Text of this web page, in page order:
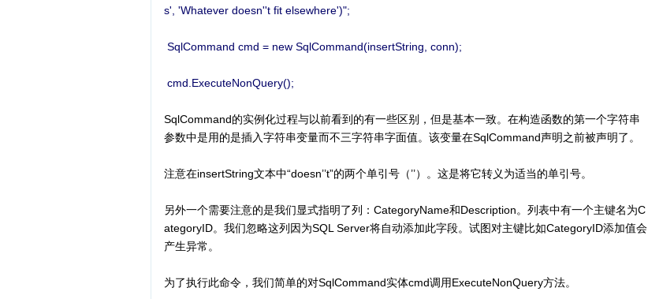
s', 'Whatever doesn''t fit elsewhere')";
SqlCommand cmd = new SqlCommand(insertString, conn);
cmd.ExecuteNonQuery();
SqlCommand的实例化过程与以前看到的有一些区别，但是基本一致。在构造函数的第一个字符串
参数中是用的是插入字符串变量而不三字符串字面值。该变量在SqlCommand声明之前被声明了。
注意在insertString文本中“doesn’’t”的两个单引号（’’）。这是将它转义为适当的单引号。
另外一个需要注意的是我们显式指明了列：CategoryName和Description。列表中有一个主键名为C
ategoryID。我们忽略这列因为SQL Server将自动添加此字段。试图对主键比如CategoryID添加值会
产生异常。
为了执行此命令，我们简单的对SqlCommand实体cmd调用ExecuteNonQuery方法。